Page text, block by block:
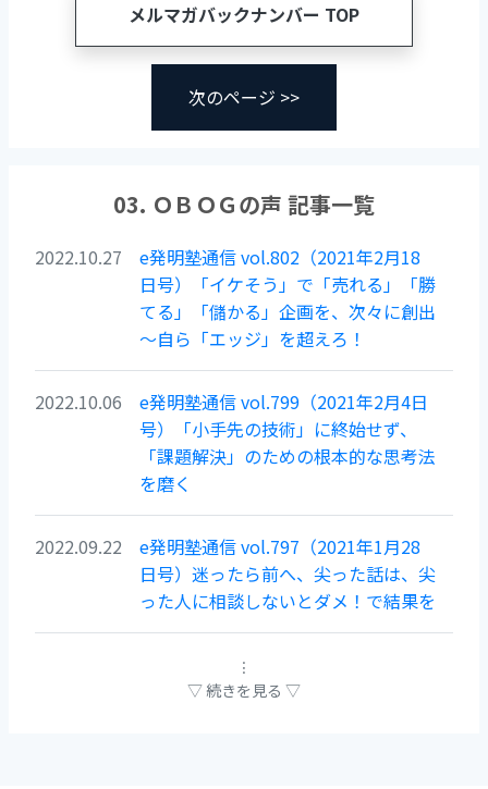
メルマガバックナンバー TOP
次のページ >>
03. ＯＢＯＧの声 記事一覧
2022.10.27
e発明塾通信 vol.802（2021年2月18
日号）「イケそう」で「売れる」「勝
てる」「儲かる」企画を、次々に創出
～自ら「エッジ」を超えろ！
2022.10.06
e発明塾通信 vol.799（2021年2月4日
号）「小手先の技術」に終始せず、
「課題解決」のための根本的な思考法
を磨く
2022.09.22
e発明塾通信 vol.797（2021年1月28
日号）迷ったら前へ、尖った話は、尖
った人に相談しないとダメ！で結果を